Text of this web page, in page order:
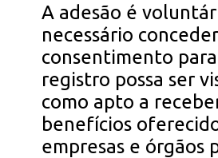
A adesão é
necessário
consentimento
registro possa ser
como apto a
benefícios
empresas e órgãos